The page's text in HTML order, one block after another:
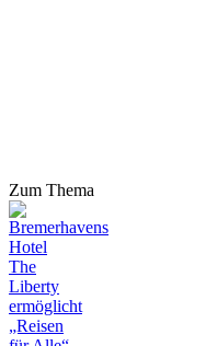
Zum Thema